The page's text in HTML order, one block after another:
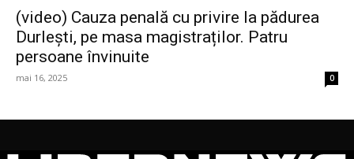
(video) Cauza penală cu privire la pădurea
Durlești, pe masa magistraților. Patru
persoane învinuite
mai 16, 2025 0